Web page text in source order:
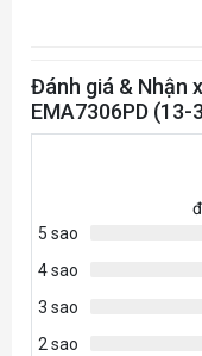
Đánh giá & Nhận
EMA7306PD (13-
5 sao
4 sao
3 sao
2 sao